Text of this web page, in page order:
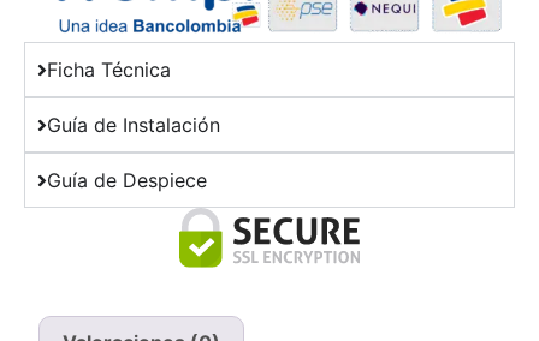
Ficha Técnica
Guía de Instalación
Guía de Despiece